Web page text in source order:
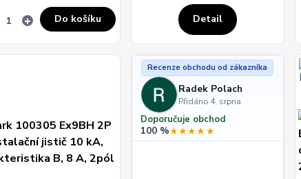
Do košíku Detail
Recenze obchodu od zákazníka
Radek Polach
Přidáno 4. srpna
Doporučuje obchod
100 %★★★★★